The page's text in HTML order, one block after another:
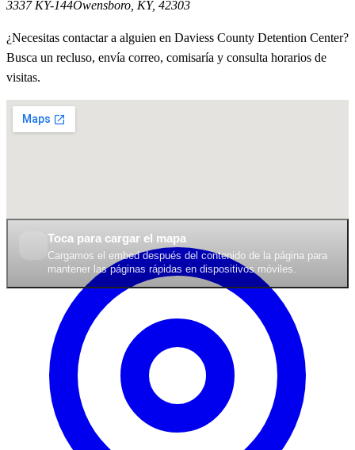
3337 KY-144Owensboro, KY, 42303
¿Necesitas contactar a alguien en Daviess County Detention Center?
Busca un recluso, envía correo, comisaría y consulta horarios de
visitas.
Toca para cargar el mapa
Cargamos el embed después del contenido de la página para
mantener las páginas rápidas en dispositivos móviles.